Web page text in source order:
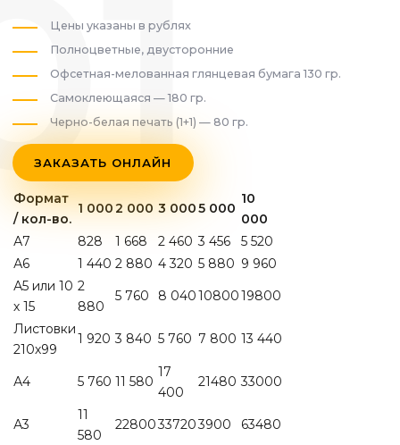
Цены указаны в рублях
Полноцветные, двусторонние
Офсетная-мелованная глянцевая бумага 130 гр.
Самоклеющаяся — 180 гр.
Черно-белая печать (1+1) — 80 гр.
ЗАКАЗАТЬ ОНЛАЙН
Формат
/ кол-во.
1 0002 000 3 0005 000
10
000
А7
828 1 668 2 460 3 456
5 520
А6
1 440 2 880 4 320 5 880 9 960
А5 или 10
х 15
2
880
5 760 8 0401080019800
Листовки
210х99
1 920 3 840 5 760 7 800 13 440
А4 5 760 11 580
17
400
21480 33000
А3
11
580
22800337203900 63480